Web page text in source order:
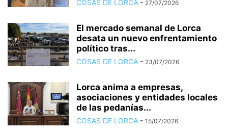
COSAS DE LORCA - 27/07/2026
El mercado semanal de Lorca
desata un nuevo enfrentamiento
político tras...
COSAS DE LORCA - 23/07/2026
Lorca anima a empresas,
asociaciones y entidades locales
de las pedanías...
COSAS DE LORCA - 15/07/2026